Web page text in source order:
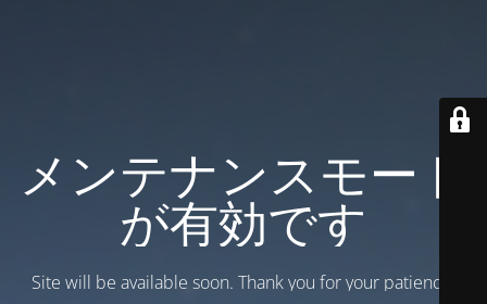
メンテナンスモード
が有効です
Site will be available soon. Thank you for your patience!